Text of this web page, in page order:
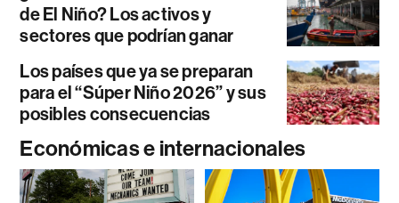
de El Niño? Los activos y
sectores que podrían ganar
Los países que ya se preparan
para el “Súper Niño 2026” y sus
posibles consecuencias
Económicas e internacionales